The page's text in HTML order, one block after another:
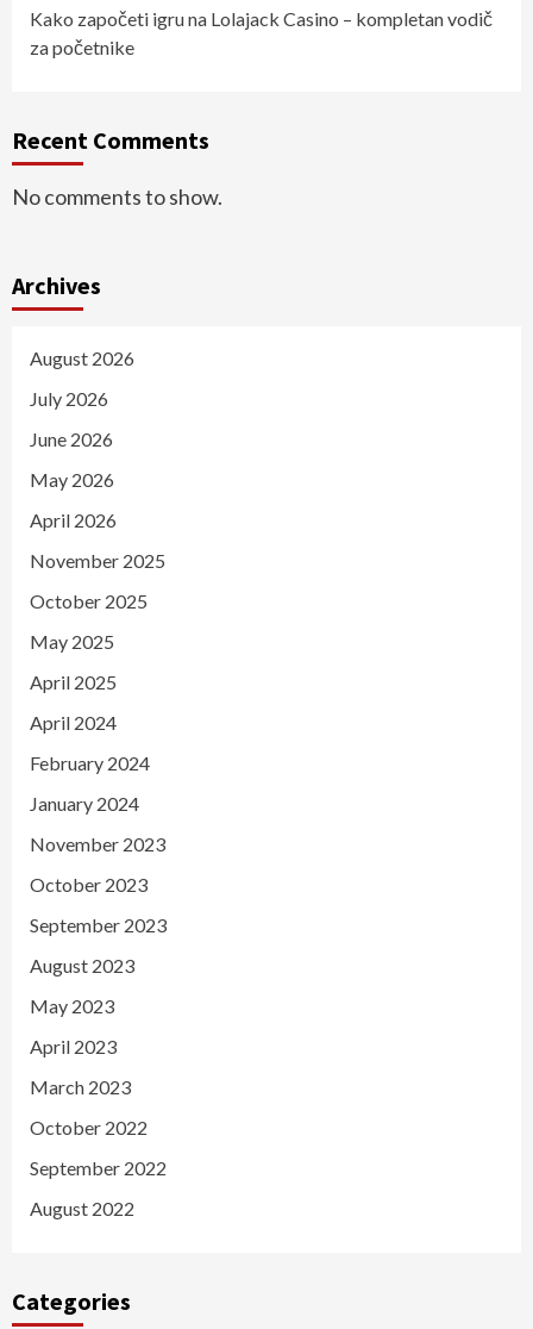
Kako započeti igru na Lolajack Casino – kompletan vodič
za početnike
Recent Comments
No comments to show.
Archives
August 2026
July 2026
June 2026
May 2026
April 2026
November 2025
October 2025
May 2025
April 2025
April 2024
February 2024
January 2024
November 2023
October 2023
September 2023
August 2023
May 2023
April 2023
March 2023
October 2022
September 2022
August 2022
Categories